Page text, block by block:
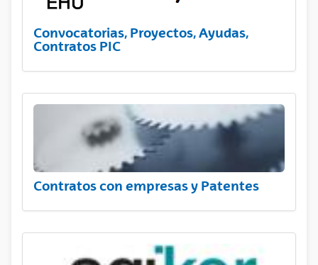
Convocatorias, Proyectos, Ayudas,
Contratos PIC
Contratos con empresas y Patentes